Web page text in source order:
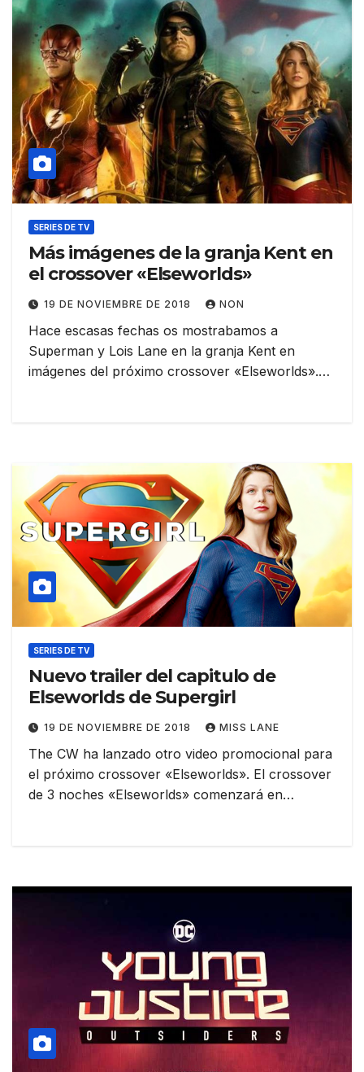
SERIES DE TV
Más imágenes de la granja Kent en
el crossover «Elseworlds»
19 DE NOVIEMBRE DE 2018 NON
Hace escasas fechas os mostrabamos a
Superman y Lois Lane en la granja Kent en
imágenes del próximo crossover «Elseworlds».…
SERIES DE TV
Nuevo trailer del capitulo de
Elseworlds de Supergirl
19 DE NOVIEMBRE DE 2018 MISS LANE
The CW ha lanzado otro video promocional para
el próximo crossover «Elseworlds». El crossover
de 3 noches «Elseworlds» comenzará en…